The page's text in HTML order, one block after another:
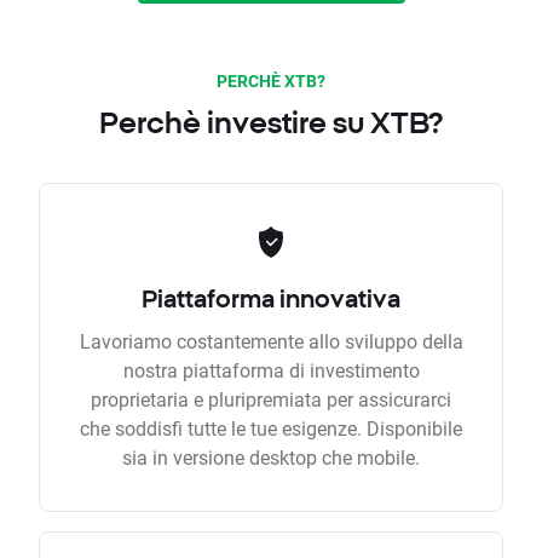
PERCHÈ XTB?
Perchè investire su XTB?
Piattaforma innovativa
Lavoriamo costantemente allo sviluppo della
nostra piattaforma di investimento
proprietaria e pluripremiata per assicurarci
che soddisfi tutte le tue esigenze. Disponibile
sia in versione desktop che mobile.